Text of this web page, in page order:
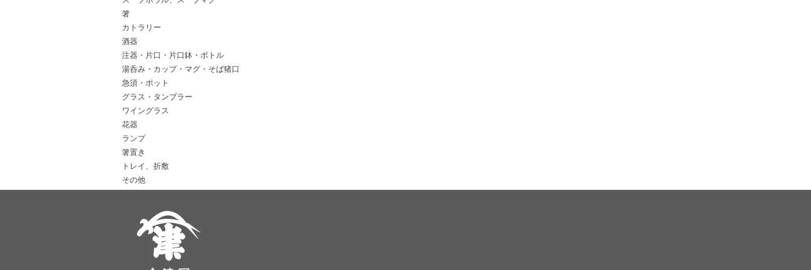
箸
カトラリー
酒器
注器・片口・片口鉢・ボトル
湯呑み・カップ・マグ・そば猪口
急須・ポット
グラス・タンブラー
ワイングラス
花器
ランプ
箸置き
トレイ、折敷
その他